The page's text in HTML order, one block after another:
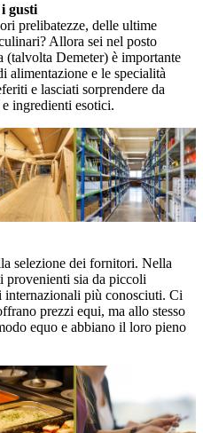
gusti
prelibatezze, delle ultime
Allora sei nel posto
Demeter) è importante
alimentazione e le specialità
e lasciati sorprendere da
ingredienti esotici.
selezione dei fornitori. Nella
provenienti sia da piccoli
più conosciuti. Ci
prezzi equi, ma allo stesso
equo e abbiano il loro pieno